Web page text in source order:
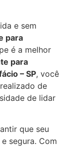
e sem
para
é a melhor
para
– SP, você
de
de lidar
que seu
segura. Com